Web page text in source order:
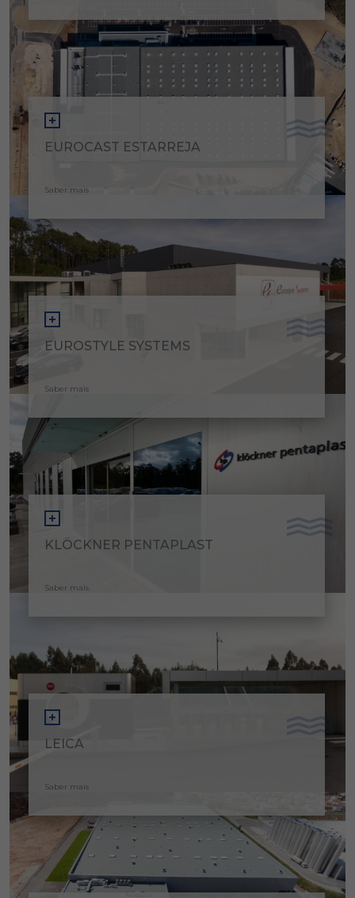
EUROCAST ESTARREJA
Saber mais
EUROSTYLE SYSTEMS
Saber mais
KLÖCKNER PENTAPLAST
Saber mais
LEICA
Saber mais